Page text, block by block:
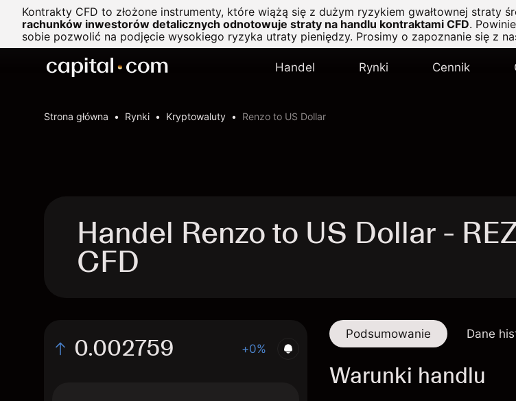
Kontrakty CFD to złożone instrumenty, które wiążą się z dużym ryzykiem gwałtownej straty
rachunków inwestorów detalicznych odnotowuje straty na handlu kontraktami CFD.
sobie pozwolić na podjęcie wysokiego ryzyka utraty pieniędzy. Prosimy o zapoznanie się z
Handel Rynki Cennik
Strona główna Rynki Kryptowaluty Renzo to US Dollar
Handel Renzo to US Dollar -
CFD
0.002759 +0%
Podsumowanie Dane
Warunki handlu